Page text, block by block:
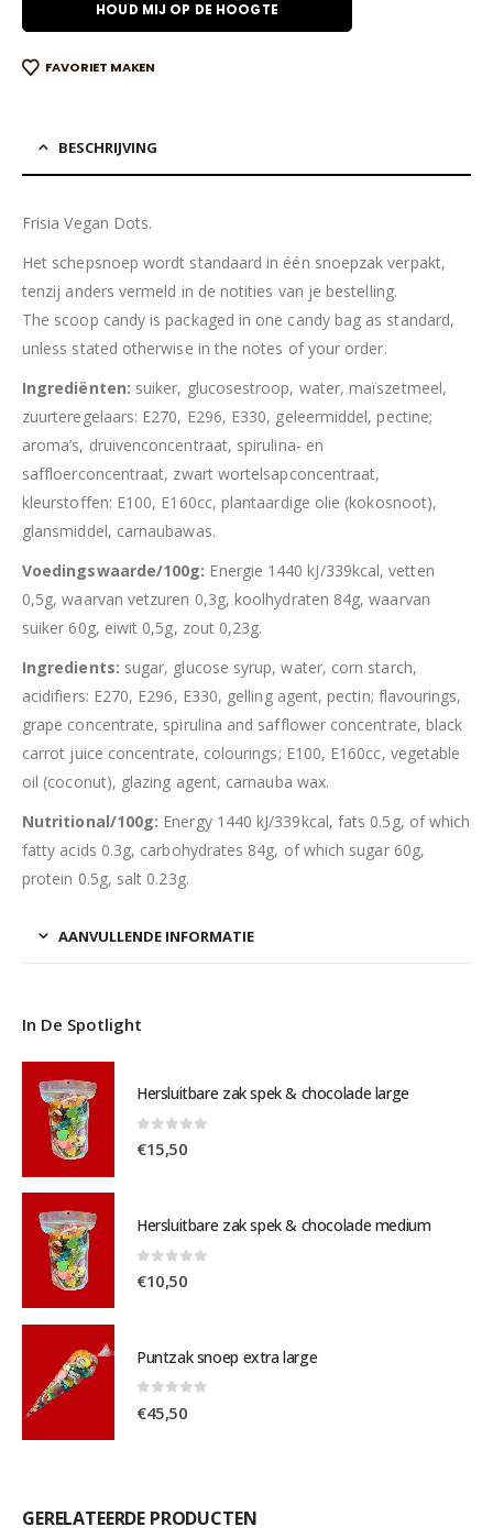
HOUD MIJ OP DE HOOGTE
FAVORIET MAKEN
BESCHRIJVING
Frisia Vegan Dots.
Het schepsnoep wordt standaard in één snoepzak verpakt,
tenzij anders vermeld in de notities van je bestelling.
The scoop candy is packaged in one candy bag as standard,
unless stated otherwise in the notes of your order.
Ingrediënten: suiker, glucosestroop, water, maïszetmeel,
zuurteregelaars: E270, E296, E330, geleermiddel, pectine;
aroma’s, druivenconcentraat, spirulina- en
saffloerconcentraat, zwart wortelsapconcentraat,
kleurstoffen: E100, E160cc, plantaardige olie (kokosnoot),
glansmiddel, carnaubawas.
Voedingswaarde/100g: Energie 1440 kJ/339kcal, vetten
0,5g, waarvan vetzuren 0,3g, koolhydraten 84g, waarvan
suiker 60g, eiwit 0,5g, zout 0,23g.
Ingredients: sugar, glucose syrup, water, corn starch,
acidifiers: E270, E296, E330, gelling agent, pectin; flavourings,
grape concentrate, spirulina and safflower concentrate, black
carrot juice concentrate, colourings; E100, E160cc, vegetable
oil (coconut), glazing agent, carnauba wax.
Nutritional/100g: Energy 1440 kJ/339kcal, fats 0.5g, of which
fatty acids 0.3g, carbohydrates 84g, of which sugar 60g,
protein 0.5g, salt 0.23g.
AANVULLENDE INFORMATIE
In De Spotlight
Hersluitbare zak spek & chocolade large
0out of 5
€15,50
Hersluitbare zak spek & chocolade medium
€10,50
Puntzak snoep extra large
€45,50
GERELATEERDE PRODUCTEN